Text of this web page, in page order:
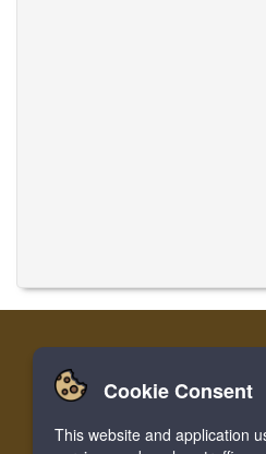
Casa Login Registro
Facebook Twitter
Cookie Consent
This website and application